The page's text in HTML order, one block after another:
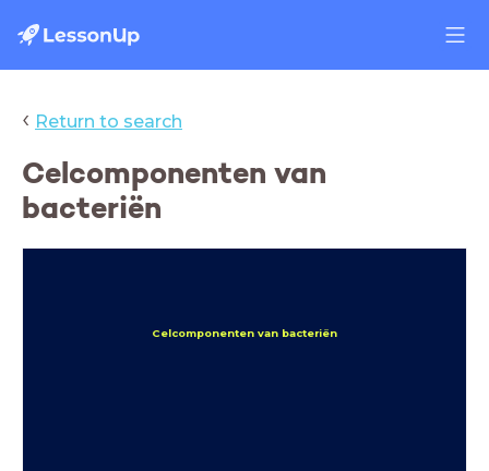
‹ Return to search
Celcomponenten van
bacteriën
Celcomponenten van bacteriën